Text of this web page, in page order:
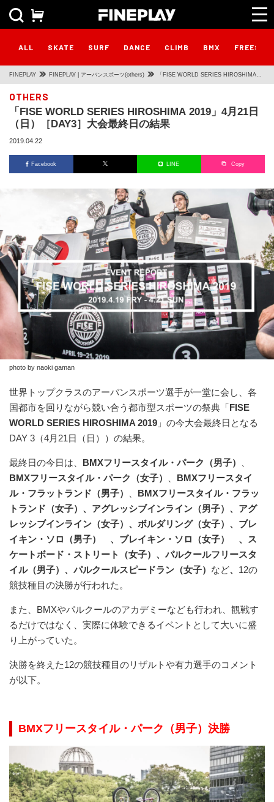
ALL SKATE SURF DANCE CLIMB BMX
FINEPLAY FINEPLAY | アーバンスポーツ(others) 「FISE WORLD SERIES HIROSHIMA
の結果
OTHERS
「FISE WORLD SERIES HIROSHIMA 2019」4月21日
（日）［DAY3］大会最終日の結果
2019.04.22
Facebook LINE Copy
photo by naoki gaman
世界トップクラスのアーバンスポーツ選手が一堂に会し、各
国都市を回りながら競い合う都市型スポーツの祭典「FISE
WORLD SERIES HIROSHIMA 2019 」の今大会最終日となる
DAY 3（4月21日（日））の結果。
最終日の今日は、 BMXフリースタイル・パーク（男子）
BMXフリースタイル・パーク（女子）
BMXフリースタイ
ル・フラットランド（男子）
BMXフリースタイル・フラッ
トランド（女子）、アグレッシブインライン（男子）、アグ
レッシブインライン（女子）、ボルダリング（女子）、ブレ
イキン・ソロ（男子） 、ブレイキン・ソロ（女子） 、ス
ケートボード・ストリート（女子）、パルクールフリースタ
イル（男子）、パルクールスピードラン（女子） など、 12の
競技種目の決勝が行われた。
また、BMXやパルクールのアカデミーなども行われ、観戦す
るだけではなく、実際に体験できるイベントとして大いに盛
り上がっていた。
決勝を終えた12の競技種目のリザルトや有力選手のコメント
が以下。
BMXフリースタイル・パーク（男子）決勝